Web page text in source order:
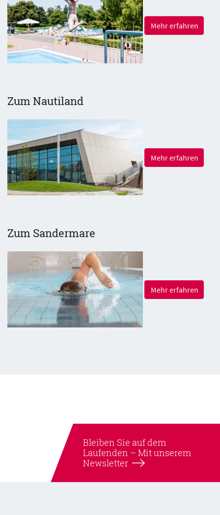
Mehr erfahren
Zum Nautiland
Mehr erfahren
Zum Sandermare
Mehr erfahren
Bleiben Sie auf dem
Laufenden – Mit unserem
Newsletter